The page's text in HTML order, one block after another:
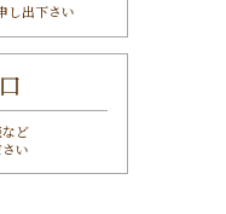
し出下さい
ど
い